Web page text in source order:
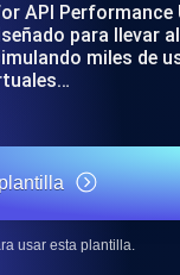
API Performance
para llevar
miles de
usar esta plantilla.